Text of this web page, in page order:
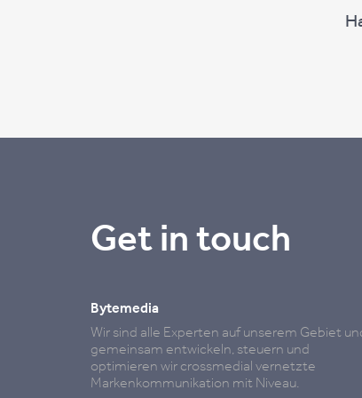
Get in touch
Bytemedia
Wir sind alle Experten auf unserem Gebiet
gemeinsam entwickeln, steuern und
optimieren wir crossmedial vernetzte
Markenkommunikation mit Niveau.